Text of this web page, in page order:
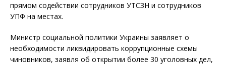
прямом содействии сотрудников УТСЗН и сотрудников
УПФ на местах.
Министр социальной политики Украины заявляет о
необходимости ликвидировать коррупционные схемы
чиновников, заявля об открытии более 30 уголовных дел,